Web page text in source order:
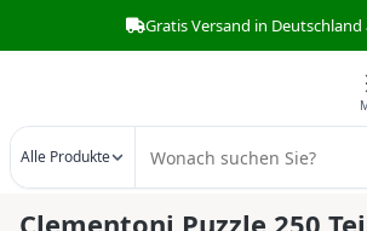
Zum Hauptinhalt springen
Gratis Versand in Deutschland
Alle Produkte
Clementoni Puzzle 250